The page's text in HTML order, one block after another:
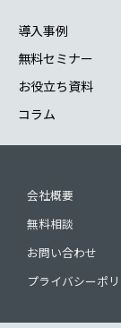
導入事例
無料セミナー
お役立ち資料
コラム
会社概要
無料相談
お問い合わせ
プライバシーポ